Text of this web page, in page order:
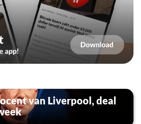
van Liverpool, deal